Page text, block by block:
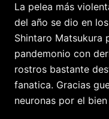
La pelea más
del año se dio en
Shintaro Matsukura
pandemonio con
rostros bastante
fanatica. Gracias
neuronas por el